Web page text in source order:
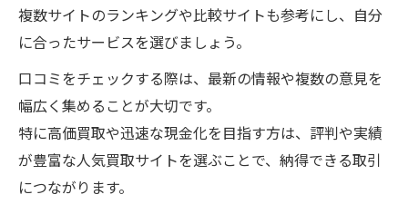
複数サイトのランキングや比較サイトも参考にし、自分
に合ったサービスを選びましょう。
口コミをチェックする際は、最新の情報や複数の意見を
幅広く集めることが大切です。
特に高価買取や迅速な現金化を目指す方は、評判や実績
が豊富な人気買取サイトを選ぶことで、納得できる取引
につながります。